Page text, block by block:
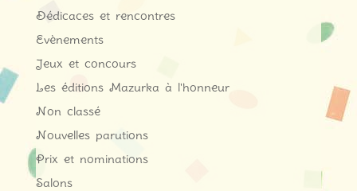
Dédicaces et rencontres
Evènements
Jeux et concours
Les éditions Mazurka à l'honneur
Non classé
Nouvelles parutions
Prix et nominations
Salons